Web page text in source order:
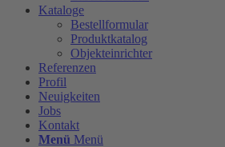
Kataloge
Bestellformular
Produktkatalog
Objekteinrichter
Referenzen
Profil
Neuigkeiten
Jobs
Kontakt
Menü Menü